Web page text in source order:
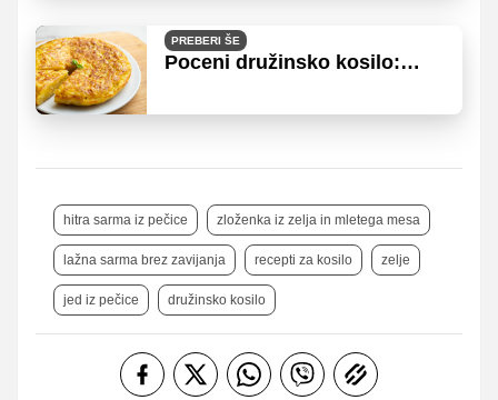
PREBERI ŠE
Poceni družinsko kosilo:
sestavin
hitra sarma iz pečice zloženka iz zelja in mletega mesa
lažna sarma brez zavijanja recepti za kosilo zelje
jed iz pečice družinsko kosilo